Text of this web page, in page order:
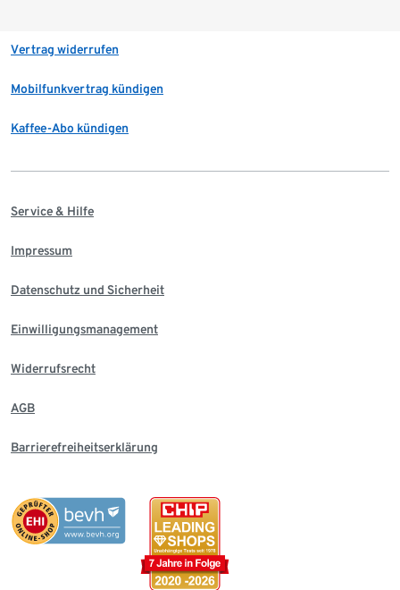
Vertrag widerrufen
Mobilfunkvertrag kündigen
Kaffee-Abo kündigen
Service & Hilfe
Impressum
Datenschutz und Sicherheit
Einwilligungsmanagement
Widerrufsrecht
AGB
Barrierefreiheitserklärung